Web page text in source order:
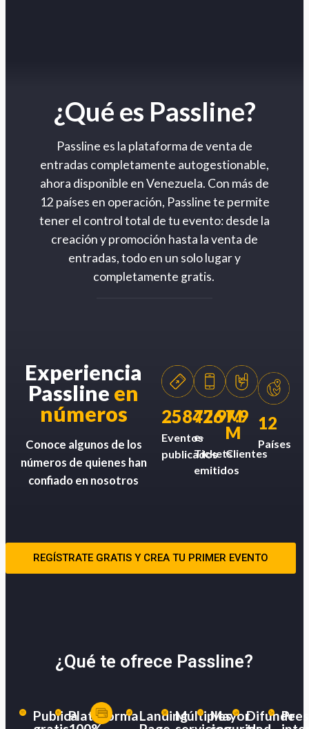
¿Qué es Passline?
Passline es la plataforma de venta de
entradas completamente autogestionable,
ahora disponible en Venezuela. Con más de
12 países en operación, Passline te permite
tener el control total de tu evento: desde la
creación y promoción hasta la venta de
entradas, todo en un solo lugar y
completamente gratis.
Experiencia
Passline en
números
Conoce algunos de los
números de quienes han
confiado en nosotros
258426
Eventos
publicados
77.9M
e-
Tickets
emitidos
7.9
M
Clientes
12
Países
REGÍSTRATE GRATIS Y CREA TU PRIMER EVENTO
¿Qué te ofrece Passline?
PublicaPlataformaLandingMúltiplesMayorDifunde